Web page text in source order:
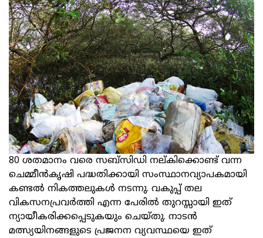
80 ശതമാനം വരെ സബ്സിഡി നല്കിക്കൊണ്ട് വന്ന
ചെമ്മീന്‍കൃഷി പദ്ധതിക്കായി സംസ്ഥാനവ്യാപകമായി
കണ്ടല്‍ നികത്തലുകള്‍ നടന്നു. വകുപ്പ് തല
വികസനപ്രവര്‍ത്തി എന്ന പേരില്‍ തുറസ്സായി ഇത്
ന്യായീകരിക്കപ്പെടുകയും ചെയ്തു. നാടന്‍
മത്സ്യയിനങ്ങളുടെ പ്രജനന വ്യവസ്ഥയെ ഇത്